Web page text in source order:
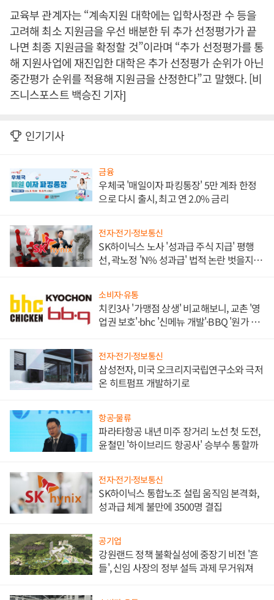
교육부 관계자는 “계속지원 대학에는 입학사정관 수 등을
고려해 최소 지원금을 우선 배분한 뒤 추가 선정평가가 끝
나면 최종 지원금을 확정할 것”이라며 “추가 선정평가를 통
해 지원사업에 재진입한 대학은 추가 선정평가 순위가 아닌
중간평가 순위를 적용해 지원금을 산정한다”고 말했다. [비
즈니스포스트 백승진 기자]
인기기사
금융
우체국 '매일이자 파킹통장' 5만 계좌 한정
으로 다시 출시, 최고 연 2.0% 금리
전자·전기·정보통신
SK하이닉스 노사 '성과급 주식 지급' 평행
선, 곽노정 'N% 성과급' 법적 논란 벗을지 주
소비자·유통
치킨3사 '가맹점 상생' 비교해보니, 교촌 '영
업권 보호'·bhc '신메뉴 개발'·BBQ '원가 부
전자·전기·정보통신
삼성전자, 미국 오크리지국립연구소와 극저
온 히트펌프 개발하기로
항공·물류
파라타항공 내년 미주 장거리 노선 첫 도전,
윤철민 '하이브리드 항공사' 승부수 통할까
전자·전기·정보통신
SK하이닉스 통합노조 설립 움직임 본격화,
성과급 체계 불만에 3500명 결집
공기업
강원랜드 정책 불확실성에 중장기 비전 '흔
들', 신임 사장의 정부 설득 과제 무거워져